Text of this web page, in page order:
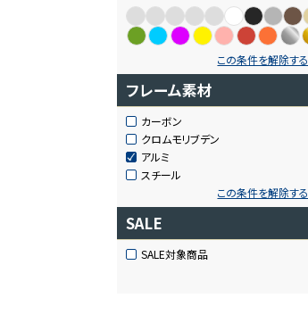
この条件を解除する
フレーム素材
カーボン
クロムモリブデン
アルミ
スチール
この条件を解除する
SALE
SALE対象商品